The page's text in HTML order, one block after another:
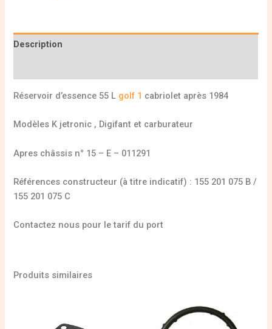
Description
Réservoir d’essence 55 L golf 1 cabriolet après 1984
Modèles K jetronic , Digifant et carburateur
Apres châssis n° 15 – E – 011291
Références constructeur (à titre indicatif) : 155 201 075 B /
155 201 075 C
Contactez nous pour le tarif du port
Produits similaires